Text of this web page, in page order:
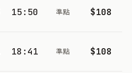
15:50 準點 $108
18:41 準點 $108